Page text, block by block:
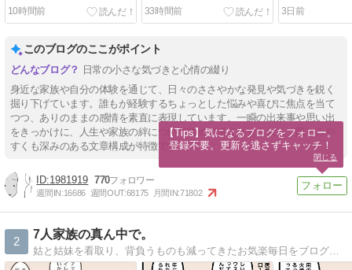
10時間前
33時間前
3日前
このブログのここがポイント
日常の小さな気づきと心情の綴り
身近な家族や自分の体験を通じて、日々のささやかな発見や気づきを鋭く
掘り下げています。誰もが経験するちょっとした悩みや喜びに焦点を当て
つつ、ありのままの感情を素直に表現しています。一瞬の出来事や思い出
をきっかけに、人生や家族の絆について改めて考えさせられる、親しみや
すくも深みのある文章構成が特徴です。
1981919 770
週間IN:16686 週間OUT:68175 月間IN:71802
2
7人家族の真ん中で。
姑と姑妹を看取り、背負うものも減ってきたお気楽毎日をブログで更新。心に描いた夫婦の未来予想図は思ったとおりにかなえられていくのか…？
【Tips】気になるブログをフォロー。
登録不要。更新を逃さずキャッチ！
閉じる